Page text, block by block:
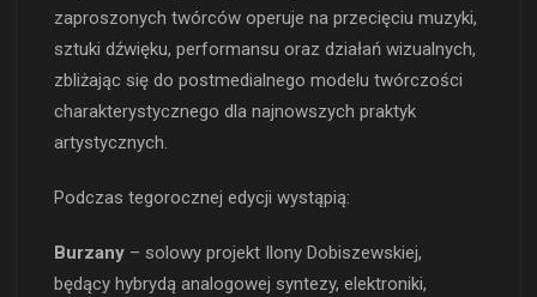
zaproszonych twórców operuje na przecięciu muzyki,
sztuki dźwięku, performansu oraz działań wizualnych,
zbliżając się do postmedialnego modelu twórczości
charakterystycznego dla najnowszych praktyk
artystycznych.
Podczas tegorocznej edycji wystąpią:
Burzany – solowy projekt Ilony Dobiszewskiej,
będący hybrydą analogowej syntezy, elektroniki,